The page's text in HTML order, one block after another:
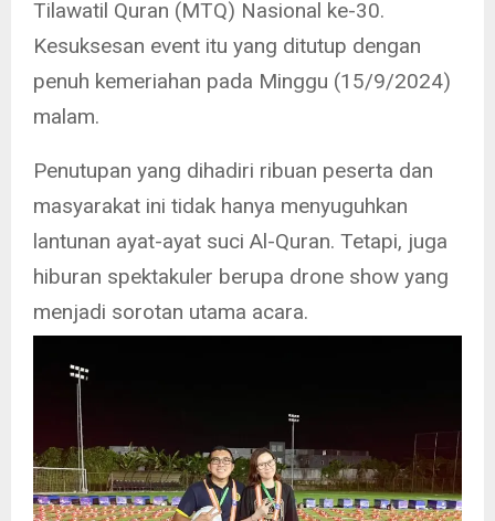
Tilawatil Quran (MTQ) Nasional ke-30.
Kesuksesan event itu yang ditutup dengan
penuh kemeriahan pada Minggu (15/9/2024)
malam.
Penutupan yang dihadiri ribuan peserta dan
masyarakat ini tidak hanya menyuguhkan
lantunan ayat-ayat suci Al-Quran. Tetapi, juga
hiburan spektakuler berupa drone show yang
menjadi sorotan utama acara.